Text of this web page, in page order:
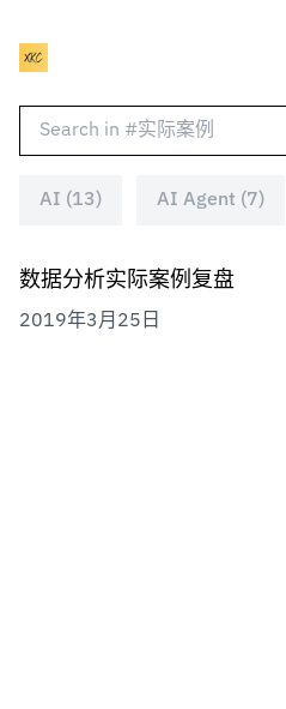
AI (13) AI Agent (7)
数据分析实际案例复盘
2019年3月25日